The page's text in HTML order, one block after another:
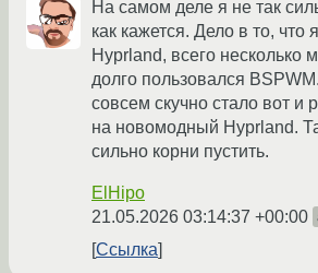
На самом деле я не так
как кажется. Дело в то, что
Hyprland, всего несколько
долго пользовался
совсем скучно стало вот и
на новомодный Hyprland.
сильно корни пустить.
ElHipo
21.05.2026 03:14:37 +00:00
Ссылка